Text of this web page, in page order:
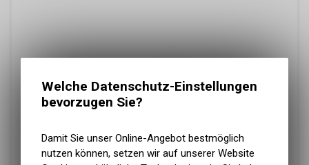
Welche Datenschutz-Einstellungen
bevorzugen Sie?
Damit Sie unser Online-Angebot bestmöglich
nutzen können, setzen wir auf unserer Website